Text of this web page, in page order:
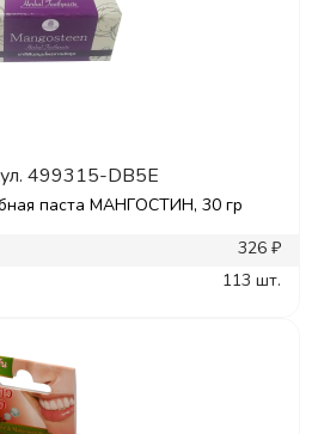
499315-DB5E
паста МАНГОСТИН, 30 гр
326 ₽
113 шт.